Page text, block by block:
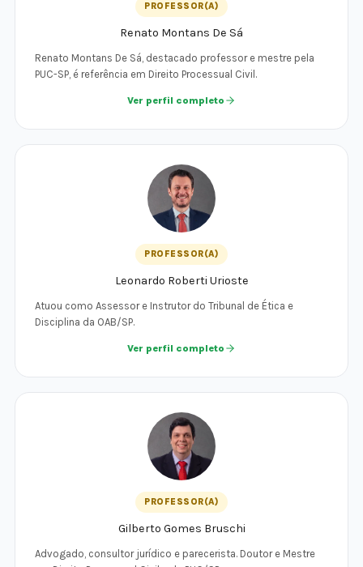
PROFESSOR(A)
Renato Montans De Sá
Renato Montans De Sá, destacado professor e mestre pela
PUC-SP, é referência em Direito Processual Civil.
Ver perfil completo
PROFESSOR(A)
Leonardo Roberti Urioste
Atuou como Assessor e Instrutor do Tribunal de Ética e
Disciplina da OAB/SP.
Ver perfil completo
PROFESSOR(A)
Gilberto Gomes Bruschi
Advogado, consultor jurídico e parecerista. Doutor e Mestre